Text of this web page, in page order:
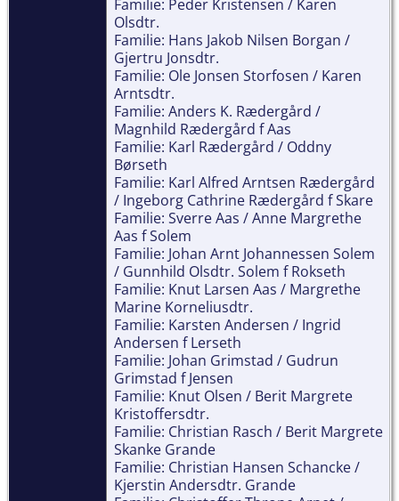
Familie: Peder Kristensen / Karen
Olsdtr.
Familie: Hans Jakob Nilsen Borgan /
Gjertru Jonsdtr.
Familie: Ole Jonsen Storfosen / Karen
Arntsdtr.
Familie: Anders K. Rædergård /
Magnhild Rædergård f Aas
Familie: Karl Rædergård / Oddny
Børseth
Familie: Karl Alfred Arntsen Rædergård
/ Ingeborg Cathrine Rædergård f Skare
Familie: Sverre Aas / Anne Margrethe
Aas f Solem
Familie: Johan Arnt Johannessen Solem
/ Gunnhild Olsdtr. Solem f Rokseth
Familie: Knut Larsen Aas / Margrethe
Marine Korneliusdtr.
Familie: Karsten Andersen / Ingrid
Andersen f Lerseth
Familie: Johan Grimstad / Gudrun
Grimstad f Jensen
Familie: Knut Olsen / Berit Margrete
Kristoffersdtr.
Familie: Christian Rasch / Berit Margrete
Skanke Grande
Familie: Christian Hansen Schancke /
Kjerstin Andersdtr. Grande